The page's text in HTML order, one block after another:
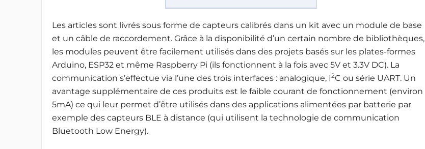
Les articles sont livrés sous forme de capteurs calibrés dans un kit avec un module de base
et un câble de raccordement. Grâce à la disponibilité d’un certain nombre de bibliothèques,
les modules peuvent être facilement utilisés dans des projets basés sur les plates-formes
Arduino, ESP32 et même Raspberry Pi (ils fonctionnent à la fois avec 5V et 3.3V DC). La
communication s’effectue via l’une des trois interfaces : analogique, I2C ou série UART. Un
avantage supplémentaire de ces produits est le faible courant de fonctionnement (environ
5mA) ce qui leur permet d’être utilisés dans des applications alimentées par batterie par
exemple des capteurs BLE à distance (qui utilisent la technologie de communication
Bluetooth Low Energy).